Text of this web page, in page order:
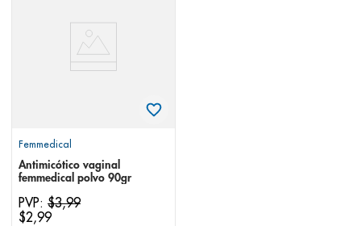
Femmedical
Antimicótico vaginal
femmedical polvo 90gr
PVP: $3,99
$2,99
pediasure
desodorante